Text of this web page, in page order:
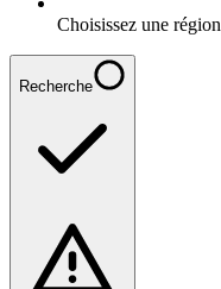
Choisissez une région
Recherche